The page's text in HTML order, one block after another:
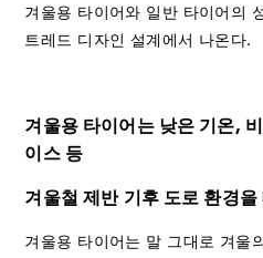
겨울용 타이어와 일반 타이어의
트레드 디자인 설계에서 나온다.
겨울용 타이어는 낮은 기온,
이스 등
겨울철 제반 기후 도로 환경을
겨울용 타이어는 말 그대로 겨울